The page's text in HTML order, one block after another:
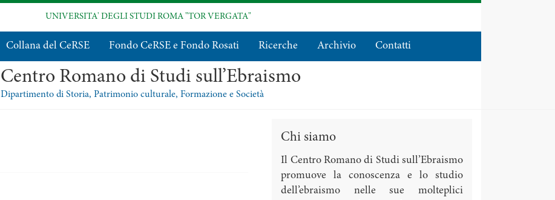
UNIVERSITA' DEGLI STUDI ROMA "TOR VERGATA"
Collana del CeRSE Fondo CeRSE e Fondo Rosati Ricerche Archivio Contatti
Centro Romano di Studi sull’Ebraismo
Dipartimento di Storia, Patrimonio culturale, Formazione e Società
Chi siamo
Il Centro Romano di Studi sull’Ebraismo
promuove la conoscenza e lo studio
dell’ebraismo nelle sue molteplici